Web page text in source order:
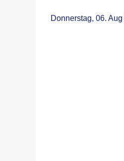
Donnerstag, 06.